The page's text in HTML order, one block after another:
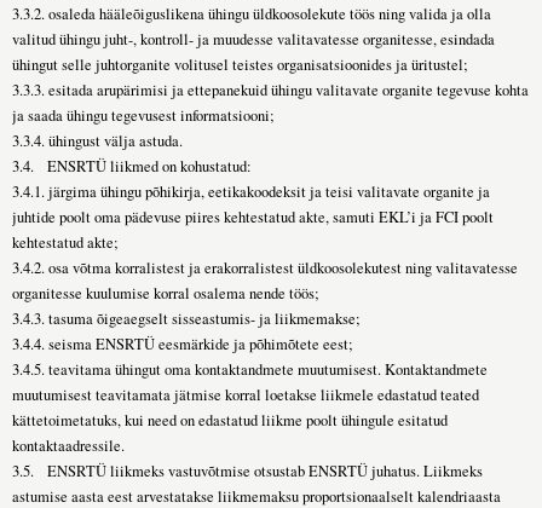
3.3.2. osaleda hääleõiguslikena ühingu üldkoosolekute töös ning valida ja olla
valitud ühingu juht-, kontroll- ja muudesse valitavatesse organitesse, esindada
ühingut selle juhtorganite volitusel teistes organisatsioonides ja üritustel;
3.3.3. esitada arupärimisi ja ettepanekuid ühingu valitavate organite tegevuse kohta
ja saada ühingu tegevusest informatsiooni;
3.3.4. ühingust välja astuda.
3.4. ENSRTÜ liikmed on kohustatud:
3.4.1. järgima ühingu põhikirja, eetikakoodeksit ja teisi valitavate organite ja
juhtide poolt oma pädevuse piires kehtestatud akte, samuti EKL’i ja FCI poolt
kehtestatud akte;
3.4.2. osa võtma korralistest ja erakorralistest üldkoosolekutest ning valitavatesse
organitesse kuulumise korral osalema nende töös;
3.4.3. tasuma õigeaegselt sisseastumis- ja liikmemakse;
3.4.4. seisma ENSRTÜ eesmärkide ja põhimõtete eest;
3.4.5. teavitama ühingut oma kontaktandmete muutumisest. Kontaktandmete
muutumisest teavitamata jätmise korral loetakse liikmele edastatud teated
kättetoimetatuks, kui need on edastatud liikme poolt ühingule esitatud
kontaktaadressile.
3.5. ENSRTÜ liikmeks vastuvõtmise otsustab ENSRTÜ juhatus. Liikmeks
astumise aasta eest arvestatakse liikmemaksu proportsionaalselt kalendriaasta